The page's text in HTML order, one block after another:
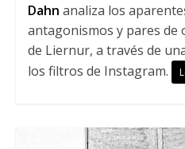
Dahn analiza los
antagonismos y pares
de Liernur, a través de
los filtros de Instagram.